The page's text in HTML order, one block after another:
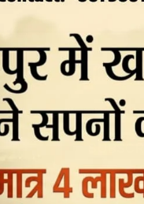
CONTACT